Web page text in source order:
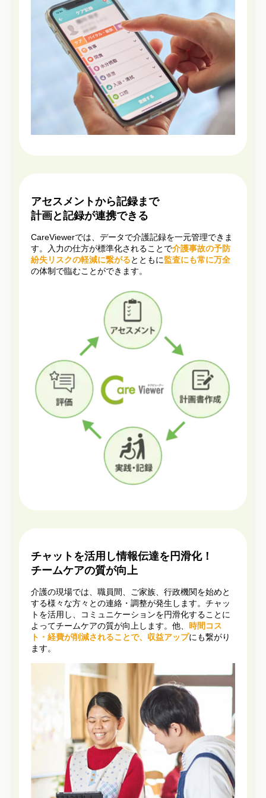
アセスメントから記録まで
計画と記録が連携できる
CareViewerでは、データで介護記録を一元管理できま
す。入力の仕方が標準化されることで介護事故の予防
紛失リスクの軽減に繋がるとともに監査にも常に万全
の体制で臨むことができます。
チャットを活用し情報伝達を円滑化！
チームケアの質が向上
介護の現場では、職員間、ご家族、行政機関を始めと
する様々な方々との連絡・調整が発生します。チャッ
トを活用し、コミュニケーションを円滑化することに
よってチームケアの質が向上します。他、 時間コス
ト・経費が削減されることで、収益アップにも繋がり
ます。